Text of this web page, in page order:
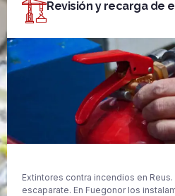
Revisión y recarga de
Extintores contra incendios en
escaparate. En Fuegonor los